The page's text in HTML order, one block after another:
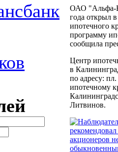
ОАО "Альфа-
года открыл
ипотечного
программу
сообщила
Центр
в
по адресу:
ипотечному
Литвинов.